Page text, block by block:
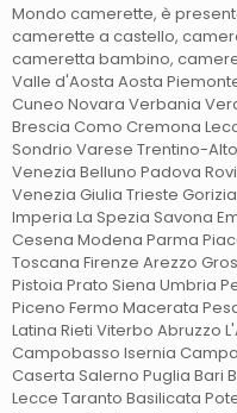
Mondo camerette, è
camerette a castello,
cameretta bambino,
Valle d'Aosta Aosta
Cuneo Novara Verbania
Brescia Como Cremona
Sondrio Varese Trentino-
Venezia Belluno Padova
Venezia Giulia Trieste
Imperia La Spezia Savona
Cesena Modena Parma
Toscana Firenze Arezzo
Pistoia Prato Siena Umbria
Piceno Fermo Macerata
Latina Rieti Viterbo Abruzzo
Campobasso Isernia
Caserta Salerno Puglia Bari
Lecce Taranto Basilicata